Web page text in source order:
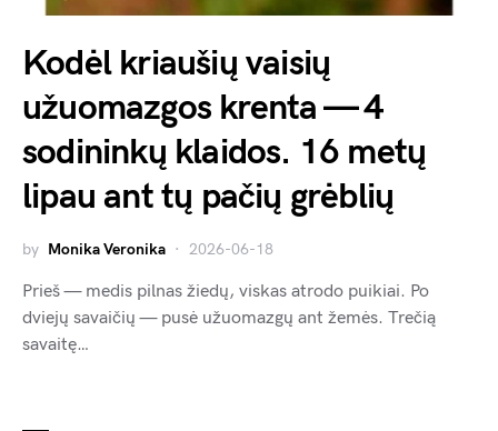
Kodėl kriaušių vaisių
užuomazgos krenta — 4
sodininkų klaidos. 16 metų
lipau ant tų pačių grėblių
by Monika Veronika 2026-06-18
Prieš — medis pilnas žiedų, viskas atrodo puikiai. Po
dviejų savaičių — pusė užuomazgų ant žemės. Trečią
savaitę…